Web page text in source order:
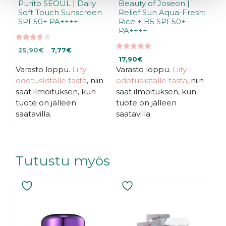
Purito SEOUL | Daily
Soft Touch Sunscreen
SPF50+ PA++++
3.67
5:stä
Alkuperäinen
oli:
25,90€.
25,90€Nykyinen
on:
25,90€.
7,77€
Varasto loppu. Liity
odotuslistalle tästä, niin
saat ilmoituksen, kun
tuote on jälleen
saatavilla.
Beauty of Joseon |
Relief Sun Aqua-Fresh:
Rice + B5 SPF50+
PA++++
5.00
5:stä
17,90€
Varasto loppu. Liity
odotuslistalle tästä, niin
saat ilmoituksen, kun
tuote on jälleen
saatavilla.
Tutustu myös